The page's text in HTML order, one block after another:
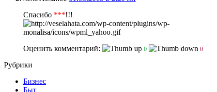
Спасибо ***!!!
Оценить комментарий: 0 0
Рубрики
Бизнес
Быт